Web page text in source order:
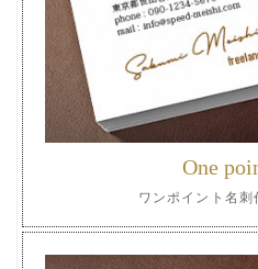
One
ワンポイント名